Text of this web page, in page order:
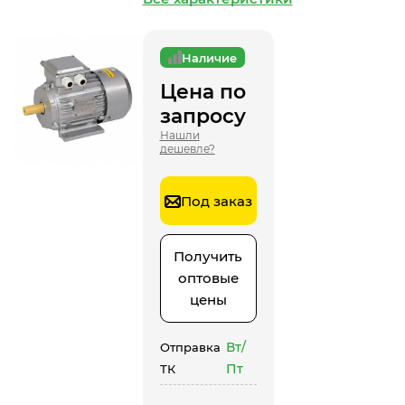
Наличие
Цена по
запросу
Нашли
дешевле?
Под заказ
Получить
оптовые
цены
Отправка
ТК
Вт/
Пт